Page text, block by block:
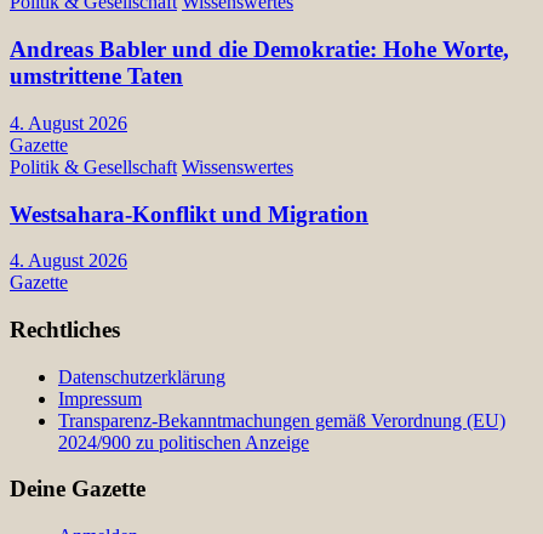
Andreas Babler und die Demokratie: Hohe Worte,
umstrittene Taten
4. August 2026
Gazette
Politik & Gesellschaft Wissenswertes
Westsahara-Konflikt und Migration
4. August 2026
Gazette
Rechtliches
Datenschutzerklärung
Impressum
Transparenz-Bekanntmachungen gemäß Verordnung (EU)
2024/900 zu politischen Anzeige
Deine Gazette